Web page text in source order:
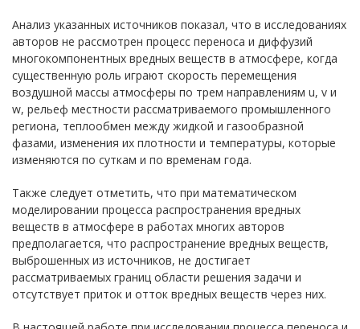
Анализ указанных источников показал, что в исследованиях
авторов не рассмотрен процесс переноса и диффузий
многокомпонентных вредных веществ в атмосфере, когда
существенную роль играют скорость перемещения
воздушной массы атмосферы по трем направлениям u, v и
w, рельеф местности рассматриваемого промышленного
региона, теплообмен между жидкой и газообразной
фазами, изменения их плотности и температуры, которые
изменяются по суткам и по временам года.
Также следует отметить, что при математическом
моделировании процесса распространения вредных
веществ в атмосфере в работах многих авторов
предполагается, что распространение вредных веществ,
выброшенных из источников, не достигает
рассматриваемых границ области решения задачи и
отсутствует приток и отток вредных веществ через них.